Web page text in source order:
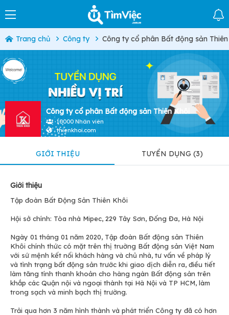
Trang chủ Công ty Công ty cổ phân Bất động sản
Công ty cổ phân Bất động sản Thiên Khôi
10000 Nhân viên
thienkhoi.com
GIỚI THIỆU TUYỂN DỤNG (3)
Giới thiệu
Tập đoàn Bất Động Sản Thiên Khôi
Hội sở chính: Tòa nhà Mipec, 229 Tây Sơn, Đống Đa, Hà Nội
Ngày 01 tháng 01 năm 2020, Tập đoàn Bất động sản Thiên
Khôi chính thức có mặt trên thị truờng Bất động sản Việt Nam
với sứ mệnh kết nối khách hàng và chủ nhà, tư vấn về pháp lý
và tình trạng bất động sản trước khi giao dịch diễn ra, điều tiết
làm tăng tính thanh khoản cho hàng ngàn Bất động sản trên
khắp các Quận nội và ngoại thành tại Hà Nội và TP HCM, làm
trong sạch và minh bạch thị trường.
Trải qua hơn 3 năm hình thành và phát triển Công ty đã có hơn